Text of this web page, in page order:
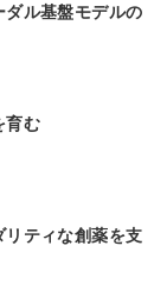
ダル基盤モデルの
育む
リティな創薬を支